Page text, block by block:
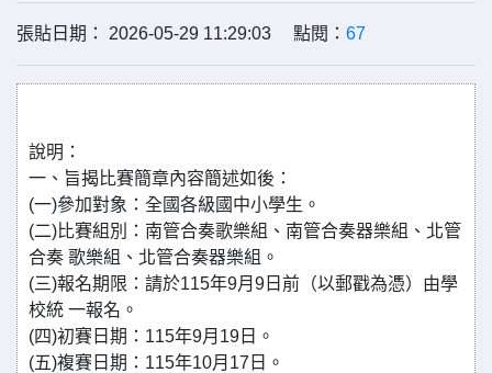
張貼日期： 2026-05-29 11:29:03 點閱： 67
說明：
一、旨揭比賽簡章內容簡述如後：
(一)參加對象：全國各級國中小學生。
(二)比賽組別：南管合奏歌樂組、南管合奏器樂組、北管
合奏 歌樂組、北管合奏器樂組。
(三)報名期限：請於115年9月9日前（以郵戳為憑）由學
校統 一報名。
(四)初賽日期：115年9月19日。
(五)複賽日期：115年10月17日。